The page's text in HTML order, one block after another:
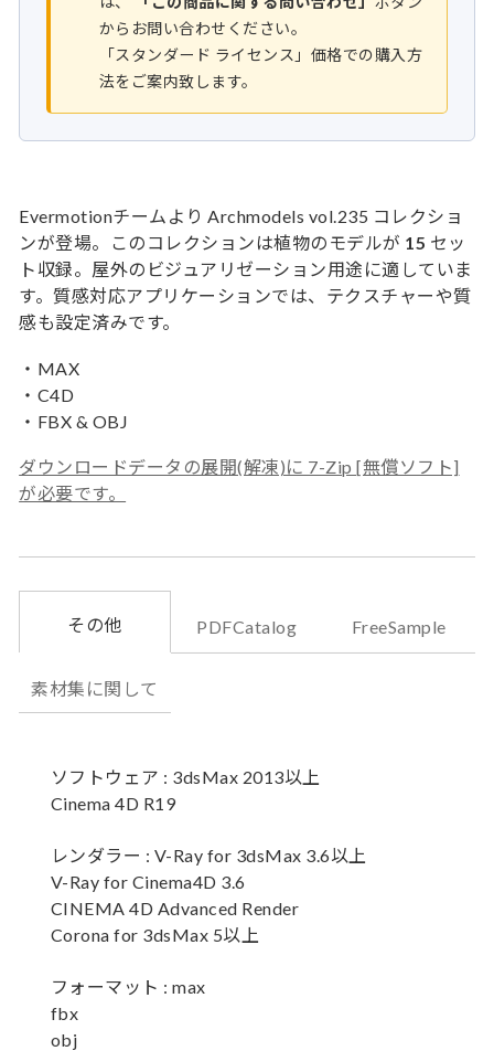
からお問い合わせください。
「スタンダード ライセンス」価格での購入方
法をご案内致します。
Evermotionチームより Archmodels vol.235 コレクショ
ンが登場。このコレクションは植物のモデルが 15 セッ
ト収録。屋外のビジュアリゼーション用途に適していま
す。質感対応アプリケーションでは、テクスチャーや質
感も設定済みです。
・MAX
・C4D
・FBX & OBJ
ダウンロードデータの展開(解凍)に 7-Zip [無償ソフト]
が必要です。
その他 PDFCatalog FreeSample
素材集に関して
ソフトウェア : 3dsMax 2013以上
Cinema 4D R19
レンダラー : V-Ray for 3dsMax 3.6以上
V-Ray for Cinema4D 3.6
CINEMA 4D Advanced Render
Corona for 3dsMax 5以上
フォーマット : max
fbx
obj